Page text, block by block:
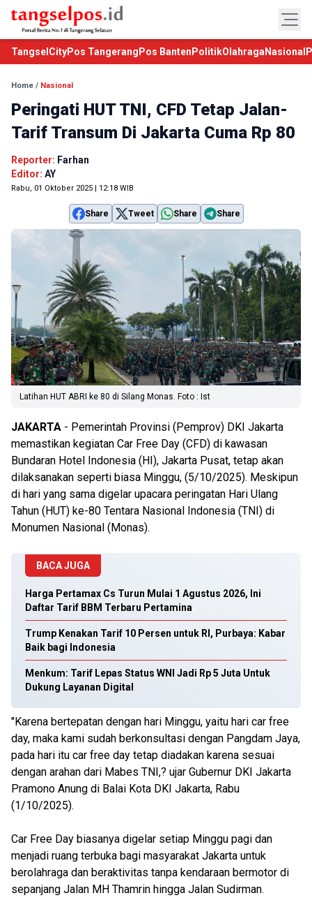
TangselCityPos Tangerang Pos Banten PolitikOlahraga Nasional
Home / Nasional
Peringati HUT TNI, CFD Tetap Jalan-
Tarif Transum Di Jakarta Cuma Rp 80
Reporter: Farhan
Editor: AY
Rabu, 01 Oktober 2025 | 12:18 WIB
Share Tweet Share Share
Latihan HUT ABRI ke 80 di Silang Monas. Foto : Ist
JAKARTA - Pemerintah Provinsi (Pemprov) DKI Jakarta
memastikan kegiatan Car Free Day (CFD) di kawasan
Bundaran Hotel Indonesia (HI), Jakarta Pusat, tetap akan
dilaksanakan seperti biasa Minggu, (5/10/2025). Meskipun
di hari yang sama digelar upacara peringatan Hari Ulang
Tahun (HUT) ke-80 Tentara Nasional Indonesia (TNI) di
Monumen Nasional (Monas).
BACA JUGA
Harga Pertamax Cs Turun Mulai 1 Agustus 2026, Ini
Daftar Tarif BBM Terbaru Pertamina
Trump Kenakan Tarif 10 Persen untuk RI, Purbaya: Kabar
Baik bagi Indonesia
Menkum: Tarif Lepas Status WNI Jadi Rp 5 Juta Untuk
Dukung Layanan Digital
"Karena bertepatan dengan hari Minggu, yaitu hari car free
day, maka kami sudah berkonsultasi dengan Pangdam Jaya,
pada hari itu car free day tetap diadakan karena sesuai
dengan arahan dari Mabes TNI,? ujar Gubernur DKI Jakarta
Pramono Anung di Balai Kota DKI Jakarta, Rabu
(1/10/2025).
Car Free Day biasanya digelar setiap Minggu pagi dan
menjadi ruang terbuka bagi masyarakat Jakarta untuk
berolahraga dan beraktivitas tanpa kendaraan bermotor di
sepanjang Jalan MH Thamrin hingga Jalan Sudirman.